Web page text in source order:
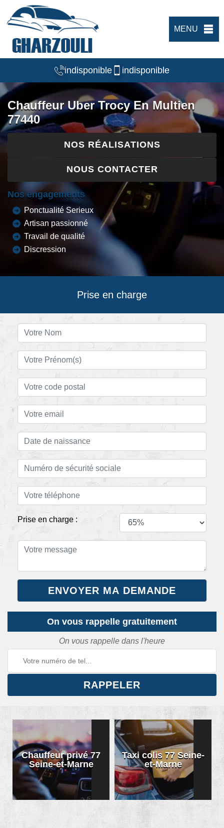
MENU
indisponible indisponible
Chauffeur Uber Trocy En Multien
77440
NOS RÉALISATIONS
NOUS CONTACTER
Nos engagements
Ponctualité Serieux
Artisan passionné
Travail de qualité
Discression
Prise en charge
Prise en charge :
On vous rappelle gratuitement
On vous rappelle dans l'heure
Chauffeur privé 77
Seine-et-Marne
Taxi colis 77 Seine-
et-Marne